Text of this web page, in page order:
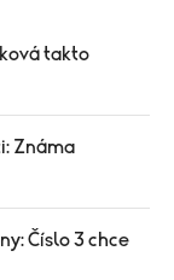
takto
Známa
Číslo 3 chce